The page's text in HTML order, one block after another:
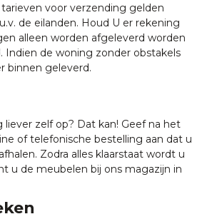
voor verzending gelden
de eilanden. Houd U er rekening
alleen worden afgeleverd worden
Indien de woning zonder obstakels
binnen geleverd.
liever zelf op? Dat kan! Geef na het
of telefonische bestelling aan dat u
Zodra alles klaarstaat wordt u
u de meubelen bij ons magazijn in